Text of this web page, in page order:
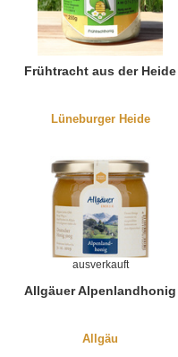
Frühtracht aus der Heide
Lüneburger Heide
Allgäuer Alpenlandhonig
Allgäu
ausverkauft